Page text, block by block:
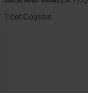
Tibet Coussin